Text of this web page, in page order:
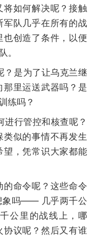
如何解决呢？接触
军队几乎在所有的战
创造了条件，以便
。
？是为了让乌克兰继
里运送武器吗？是
练吗？
行管控和核查呢？
似的事情不再发生
望，凭常识大家都能
命令呢？这些命令
象吗—— 几乎两千公
公里的战线上，哪
协议呢？然后又有谁